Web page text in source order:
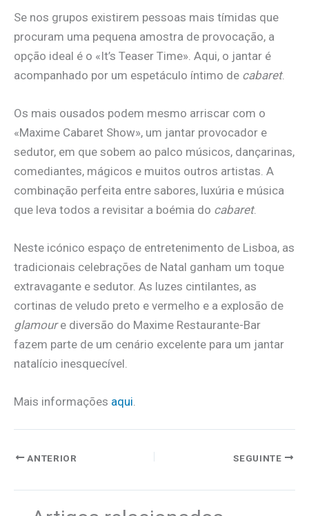
Se nos grupos existirem pessoas mais tímidas que
procuram uma pequena amostra de provocação, a
opção ideal é o «It’s Teaser Time». Aqui, o jantar é
acompanhado por um espetáculo íntimo de cabaret.
Os mais ousados podem mesmo arriscar com o
«Maxime Cabaret Show», um jantar provocador e
sedutor, em que sobem ao palco músicos, dançarinas,
comediantes, mágicos e muitos outros artistas. A
combinação perfeita entre sabores, luxúria e música
que leva todos a revisitar a boémia do cabaret.
Neste icónico espaço de entretenimento de Lisboa, as
tradicionais celebrações de Natal ganham um toque
extravagante e sedutor. As luzes cintilantes, as
cortinas de veludo preto e vermelho e a explosão de
glamoure diversão do Maxime Restaurante-Bar
fazem parte de um cenário excelente para um jantar
natalício inesquecível.
Mais informações aqui.
ANTERIOR SEGUINTE